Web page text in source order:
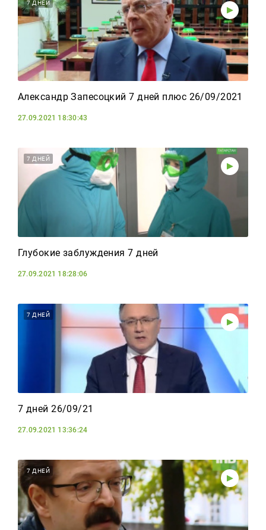
Реклама
Для связи
+7 (843) 570−50−00
reception@tnvtv.ru
7 ДНЕЙ
Александр Запесоцкий 7 дней плюс 26/09/2021
27.09.2021 18:30:43
7 ДНЕЙ
Глубокие заблуждения 7 дней
27.09.2021 18:28:06
7 ДНЕЙ
7 дней 26/09/21
27.09.2021 13:36:24
7 ДНЕЙ